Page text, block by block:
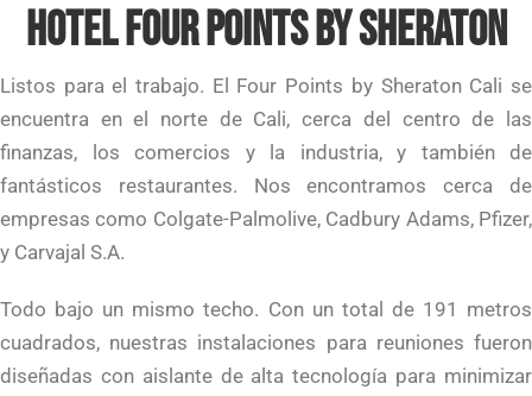
HOTEL FOUR POINTS BY SHERATON
Listos para el trabajo. El Four Points by Sheraton Cali se
encuentra en el norte de Cali, cerca del centro de las
finanzas, los comercios y la industria, y también de
fantásticos restaurantes. Nos encontramos cerca de
empresas como Colgate-Palmolive, Cadbury Adams, Pfizer,
y Carvajal S.A.
Todo bajo un mismo techo. Con un total de 191 metros
cuadrados, nuestras instalaciones para reuniones fueron
diseñadas con aislante de alta tecnología para minimizar